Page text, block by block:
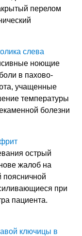
перелом
слева
ноющие
в пахово-
учащенные
температуры
болезни
острый
жалоб на
при
пациента.
ключицы в